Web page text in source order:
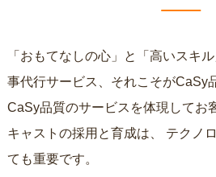
「おもてなしの心」と「高いスキ
事代行サービス、それこそがCaSy
CaSy品質のサービスを体現してお
キャストの採用と育成は、
ても重要です。